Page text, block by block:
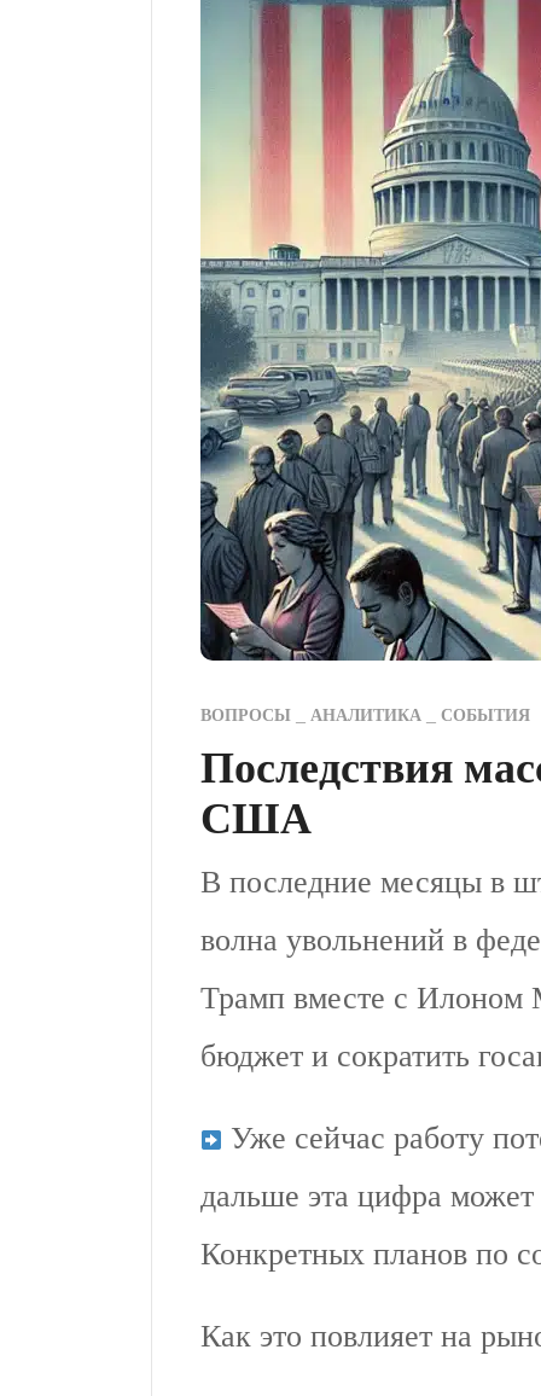
ВОПРОСЫ АНАЛИТИКА СОБЫТИЯ
Последствия
США
В последние месяцы в
волна увольнений в
Трамп вместе с Илоном
бюджет и сократить
Уже сейчас работу
дальше эта цифра
Конкретных планов по
Как это повлияет на